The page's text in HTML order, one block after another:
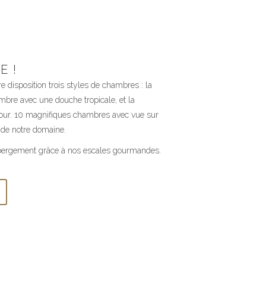
!
disposition trois styles de chambres : la
avec une douche tropicale, et la
10 magnifiques chambres avec vue sur
notre domaine.
grâce à nos escales gourmandes.